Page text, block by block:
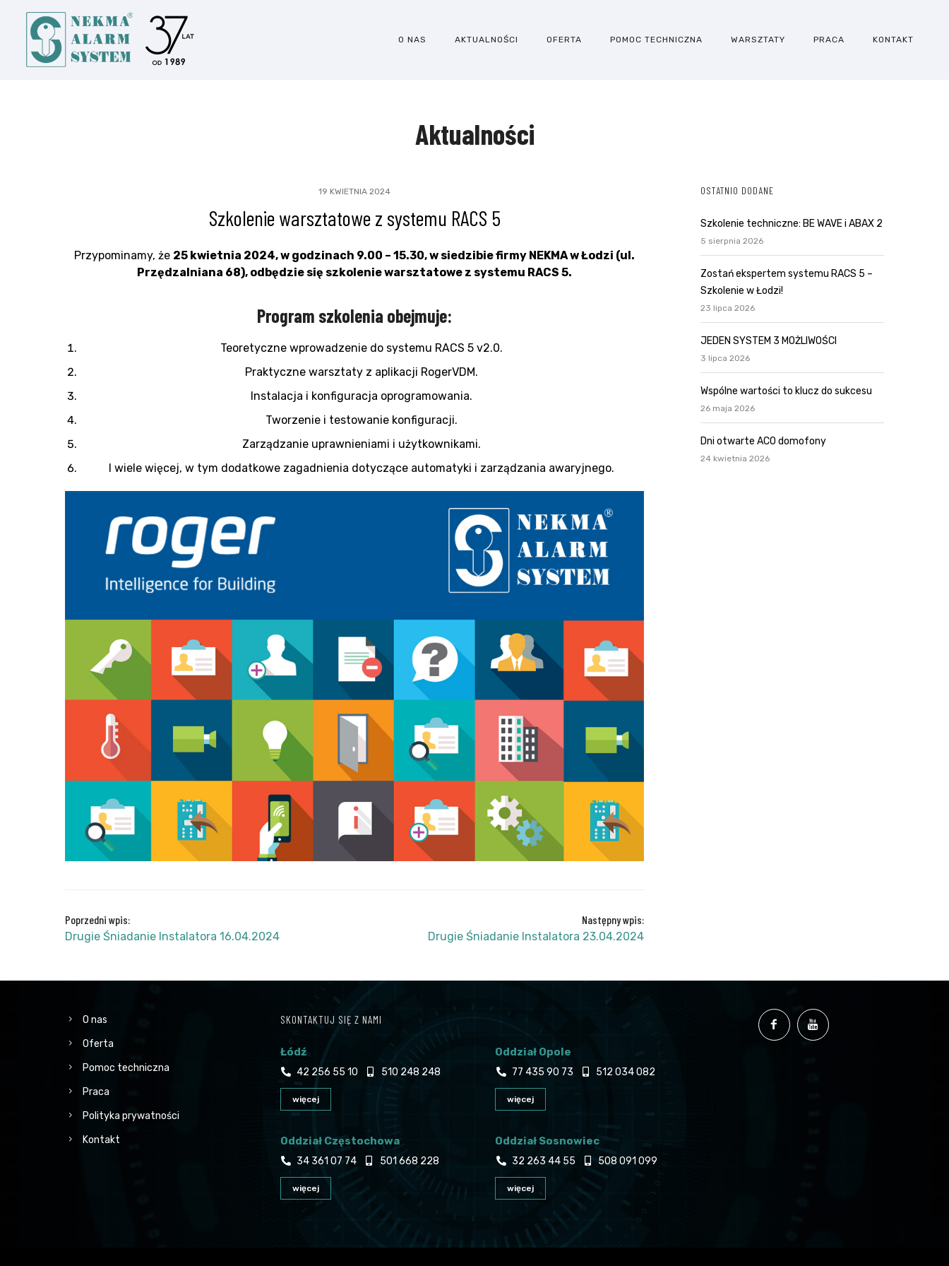
O NAS AKTUALNOŚCI OFERTA POMOC TECHNICZNA WARSZTATY PRACA KONTAKT
Aktualności
19 KWIETNIA 2024
Szkolenie warsztatowe z systemu RACS 5
Przypominamy, że 25 kwietnia 2024, w godzinach 9.00 – 15.30, w siedzibie firmy NEKMA w Łodzi (ul.
Przędzalniana 68), odbędzie się szkolenie warsztatowe z systemu RACS 5.
Program szkolenia obejmuje:
Teoretyczne wprowadzenie do systemu RACS 5 v2.0.
Praktyczne warsztaty z aplikacji RogerVDM.
Instalacja i konfiguracja oprogramowania.
Tworzenie i testowanie konfiguracji.
Zarządzanie uprawnieniami i użytkownikami.
I wiele więcej, w tym dodatkowe zagadnienia dotyczące automatyki i zarządzania awaryjnego.
Poprzedni wpis:
Drugie Śniadanie Instalatora 16.04.2024
Następny wpis:
Drugie Śniadanie Instalatora 23.04.2024
OSTATNIO DODANE
Szkolenie techniczne: BE WAVE i ABAX 2
5 sierpnia 2026
Zostań ekspertem systemu RACS 5 –
Szkolenie w Łodzi!
23 lipca 2026
JEDEN SYSTEM 3 MOŻLIWOŚCI
3 lipca 2026
Wspólne wartości to klucz do sukcesu
26 maja 2026
Dni otwarte ACO domofony
24 kwietnia 2026
O nas
Oferta
Pomoc techniczna
Praca
Polityka prywatności
Kontakt
SKONTAKTUJ SIĘ Z NAMI
Łódź
42 256 55 10 510 248 248
więcej
Oddział Częstochowa
34 361 07 74 501 668 228
więcej
Oddział Opole
77 435 90 73 512 034 082
więcej
Oddział Sosnowiec
32 263 44 55 508 091 099
więcej